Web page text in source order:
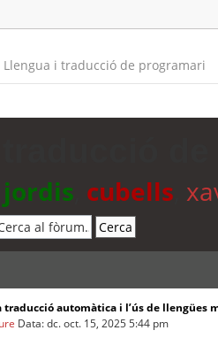
Llengua i traducció de programari
jordis cubells
traducció automàtica i l’ús de llengües
Data: dc. oct. 15, 2025 5:44 pm